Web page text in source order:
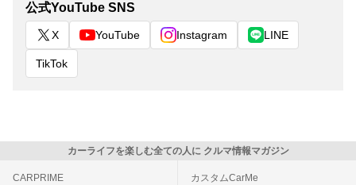
公式YouTube SNS
X YouTube Instagram LINE
TikTok
カーライフを楽しむ全ての人に クルマ情報マガジン
CARPRIME カスタムCarMe